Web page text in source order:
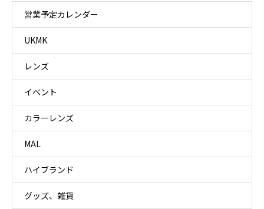
営業予定カレンダー
UKMK
レンズ
イベント
カラーレンズ
MAL
ハイブランド
グッズ、雑貨